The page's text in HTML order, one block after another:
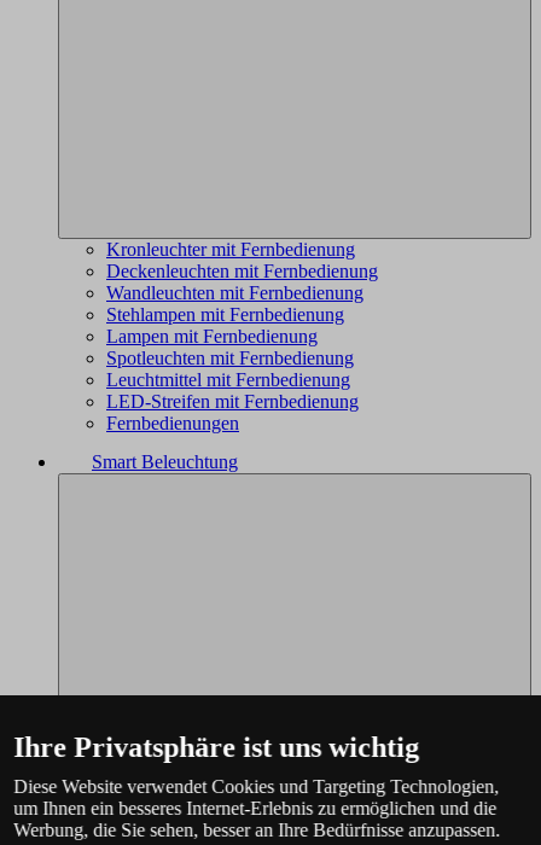
Kronleuchter mit Fernbedienung
Deckenleuchten mit Fernbedienung
Wandleuchten mit Fernbedienung
Stehlampen mit Fernbedienung
Lampen mit Fernbedienung
Spotleuchten mit Fernbedienung
Leuchtmittel mit Fernbedienung
LED-Streifen mit Fernbedienung
Fernbedienungen
Smart Beleuchtung
Ihre Privatsphäre ist uns wichtig
Diese Website verwendet Cookies und Targeting Technologien,
um Ihnen ein besseres Internet-Erlebnis zu ermöglichen und die
Werbung, die Sie sehen, besser an Ihre Bedürfnisse anzupassen.